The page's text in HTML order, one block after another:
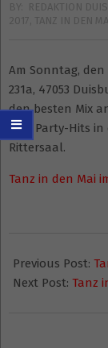
BY: REDAKTION
2017
TANZ IN DEN
Am Sonntag, den
231a, 47053
den besten Mix
und Party-Hits in
Rittersaal.
Tanz in den Mai
03-
31
Previous Post:
Next Post: Tanz